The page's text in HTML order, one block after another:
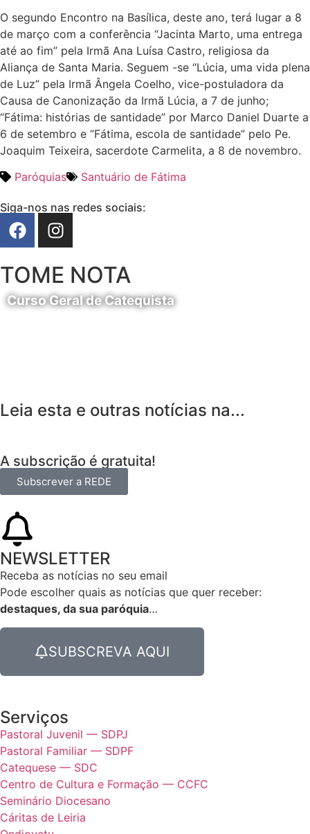
O segundo Encontro na Basílica, deste ano, terá lugar a 8
de março com a conferência “Jacinta Marto, uma entrega
até ao fim” pela Irmã Ana Luísa Castro, religiosa da
Aliança de Santa Maria. Seguem -se “Lúcia, uma vida plena
de Luz” pela Irmã Ângela Coelho, vice-postuladora da
Causa de Canonização da Irmã Lúcia, a 7 de junho;
“Fátima: histórias de santidade” por Marco Daniel Duarte a
6 de setembro e “Fátima, escola de santidade” pelo Pe.
Joaquim Teixeira, sacerdote Carmelita, a 8 de novembro.
Paróquias
Santuário de Fátima
Siga-nos nas redes sociais:
TOME NOTA
Curso Geral de Catequista
Leia esta e outras notícias na...
A subscrição é gratuita!
Subscrever a REDE
NEWSLETTER
Receba as notícias no seu email​
Pode escolher quais as notícias que quer receber:
destaques, da sua paróquia…
SUBSCREVA AQUI
Serviços
Pastoral Juvenil — SDPJ
Pastoral Familiar — SDPF
Catequese — SDC
Centro de Cultura e Formação — CCFC
Seminário Diocesano
Cáritas de Leiria